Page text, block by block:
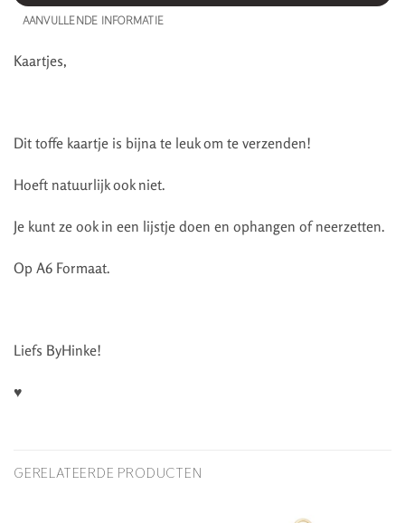
AANVULLENDE INFORMATIE
Kaartjes,
Dit toffe kaartje is bijna te leuk om te verzenden!
Hoeft natuurlijk ook niet.
Je kunt ze ook in een lijstje doen en ophangen of neerzetten.
Op A6 Formaat.
Liefs ByHinke!
♥
GERELATEERDE PRODUCTEN